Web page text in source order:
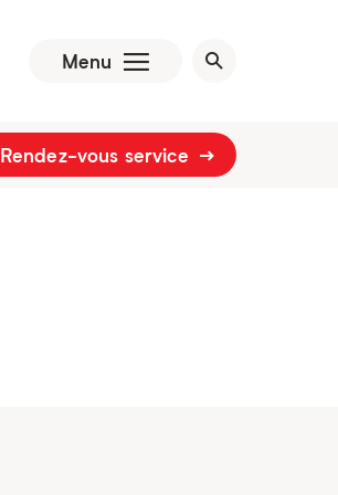
Menu
Rendez-vous service